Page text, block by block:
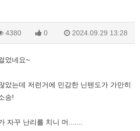
4380 0 2024.09.29 13:28
었네요~
았는데 저런거에 민감한 닌텐도가 가만히
송!
자꾸 난리를 치니 머.......